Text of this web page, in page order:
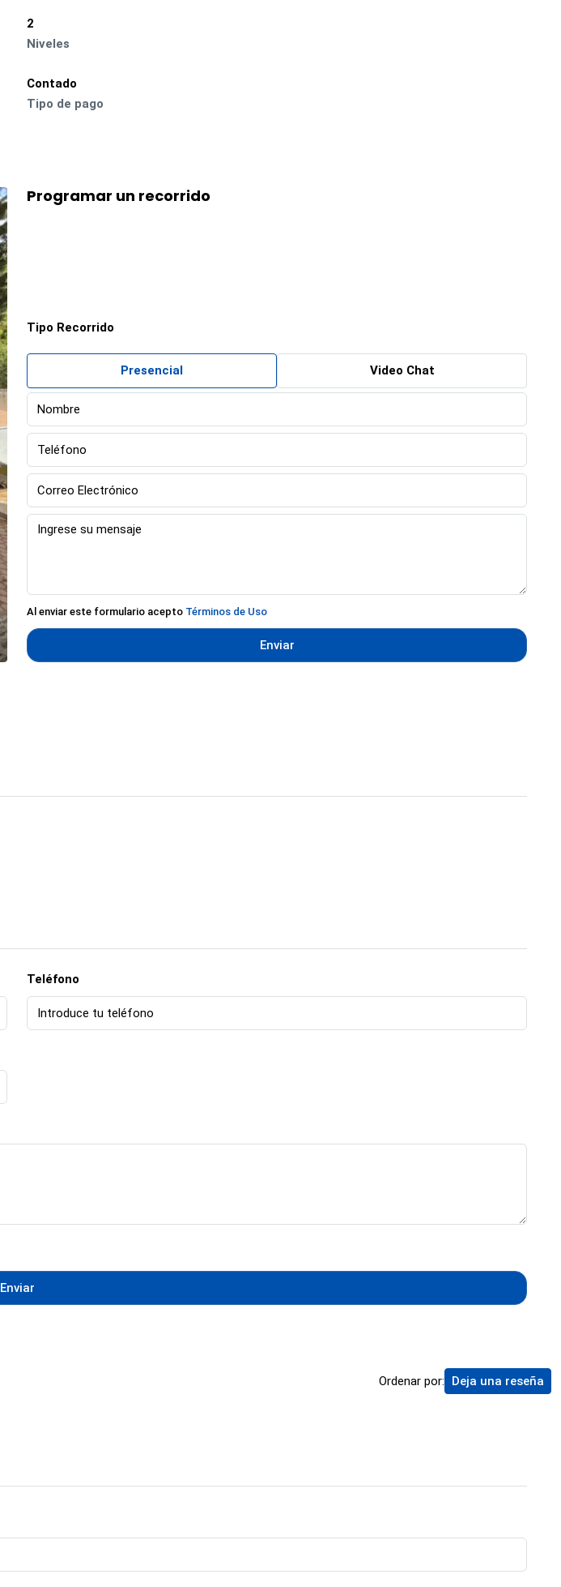
2
Niveles
Contado
Tipo de pago
Programar un recorrido
Tipo Recorrido
Presencial Video Chat
Al enviar este formulario acepto Términos de Uso
Enviar
Teléfono
Enviar
Ordenar por: Deja una reseña